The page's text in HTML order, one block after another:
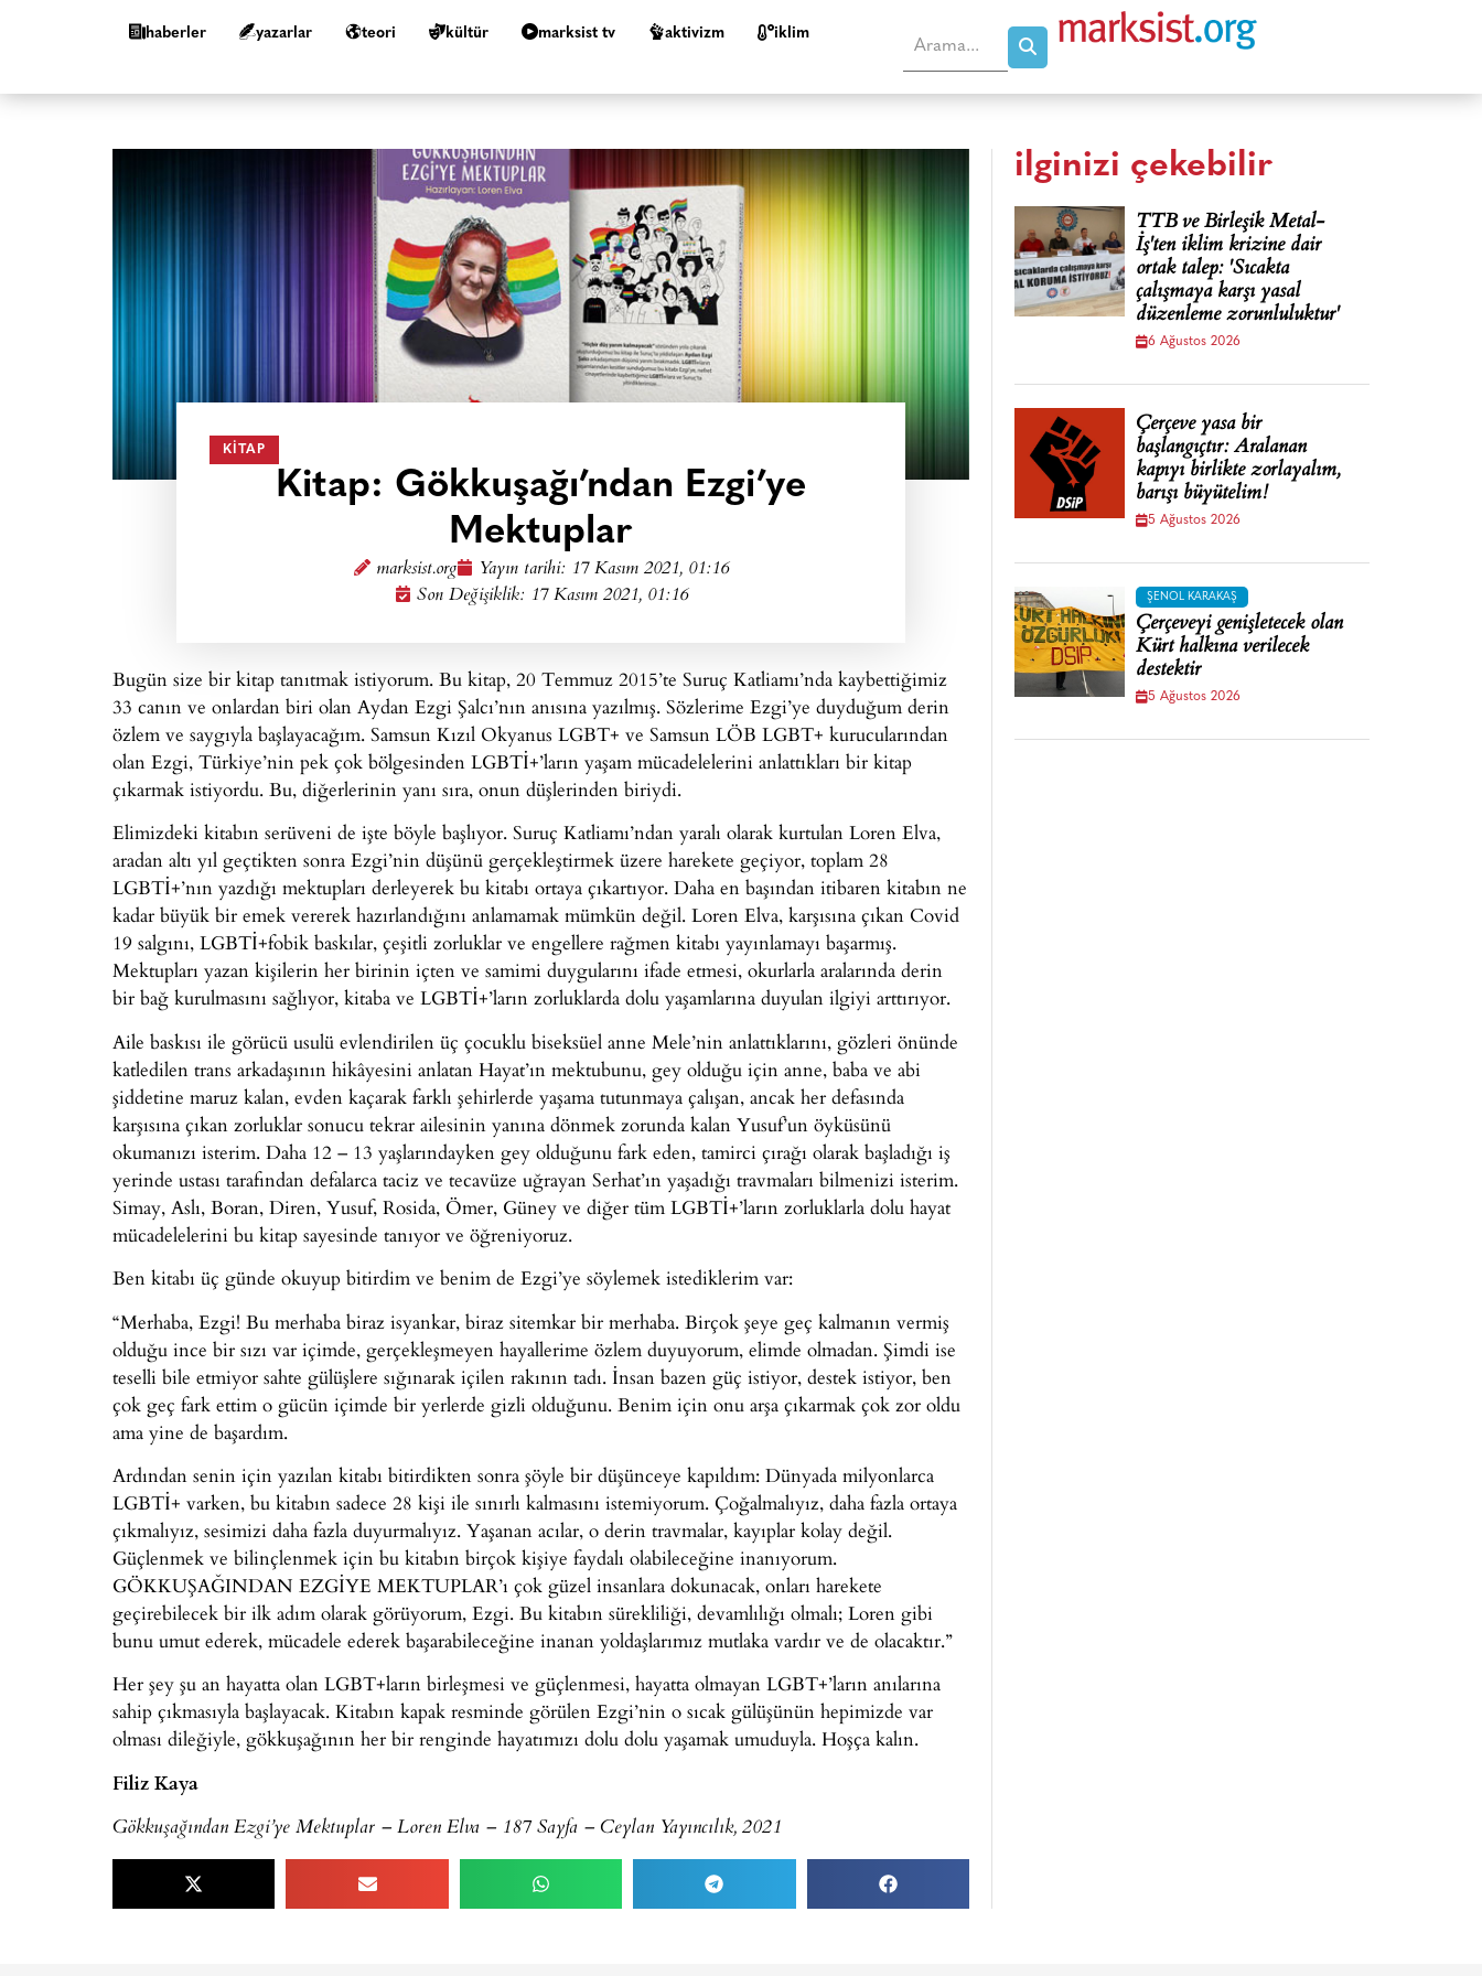
haberler yazarlar teori kültür marksist tv aktivizm i̇klim
KITAP
Kitap: Gökkuşağı’ndan Ezgi’ye
Mektuplar
marksist.org Yayın tarihi: 17 Kasım 2021, 01:16
Son Değişiklik: 17 Kasım 2021, 01:16
Bugün size bir kitap tanıtmak istiyorum. Bu kitap, 20 Temmuz 2015’te Suruç Katliamı’nda kaybettiğimiz
33 canın ve onlardan biri olan Aydan Ezgi Şalcı’nın anısına yazılmış. Sözlerime Ezgi’ye duyduğum derin
özlem ve saygıyla başlayacağım. Samsun Kızıl Okyanus LGBT+ ve Samsun LÖB LGBT+ kurucularından
olan Ezgi, Türkiye’nin pek çok bölgesinden LGBTİ+’ların yaşam mücadelelerini anlattıkları bir kitap
çıkarmak istiyordu. Bu, diğerlerinin yanı sıra, onun düşlerinden biriydi.
Elimizdeki kitabın serüveni de işte böyle başlıyor. Suruç Katliamı’ndan yaralı olarak kurtulan Loren Elva,
aradan altı yıl geçtikten sonra Ezgi’nin düşünü gerçekleştirmek üzere harekete geçiyor, toplam 28
LGBTİ+’nın yazdığı mektupları derleyerek bu kitabı ortaya çıkartıyor. Daha en başından itibaren kitabın ne
kadar büyük bir emek vererek hazırlandığını anlamamak mümkün değil. Loren Elva, karşısına çıkan Covid
19 salgını, LGBTİ+fobik baskılar, çeşitli zorluklar ve engellere rağmen kitabı yayınlamayı başarmış.
Mektupları yazan kişilerin her birinin içten ve samimi duygularını ifade etmesi, okurlarla aralarında derin
bir bağ kurulmasını sağlıyor, kitaba ve LGBTİ+’ların zorluklarda dolu yaşamlarına duyulan ilgiyi arttırıyor.
Aile baskısı ile görücü usulü evlendirilen üç çocuklu biseksüel anne Mele’nin anlattıklarını, gözleri önünde
katledilen trans arkadaşının hikâyesini anlatan Hayat’ın mektubunu, gey olduğu için anne, baba ve abi
şiddetine maruz kalan, evden kaçarak farklı şehirlerde yaşama tutunmaya çalışan, ancak her defasında
karşısına çıkan zorluklar sonucu tekrar ailesinin yanına dönmek zorunda kalan Yusuf’un öyküsünü
okumanızı isterim. Daha 12 – 13 yaşlarındayken gey olduğunu fark eden, tamirci çırağı olarak başladığı iş
yerinde ustası tarafından defalarca taciz ve tecavüze uğrayan Serhat’ın yaşadığı travmaları bilmenizi isterim.
Simay, Aslı, Boran, Diren, Yusuf, Rosida, Ömer, Güney ve diğer tüm LGBTİ+’ların zorluklarla dolu hayat
mücadelelerini bu kitap sayesinde tanıyor ve öğreniyoruz.
Ben kitabı üç günde okuyup bitirdim ve benim de Ezgi’ye söylemek istediklerim var:
“Merhaba, Ezgi! Bu merhaba biraz isyankar, biraz sitemkar bir merhaba. Birçok şeye geç kalmanın vermiş
olduğu ince bir sızı var içimde, gerçekleşmeyen hayallerime özlem duyuyorum, elimde olmadan. Şimdi ise
teselli bile etmiyor sahte gülüşlere sığınarak içilen rakının tadı. İnsan bazen güç istiyor, destek istiyor, ben
çok geç fark ettim o gücün içimde bir yerlerde gizli olduğunu. Benim için onu arşa çıkarmak çok zor oldu
ama yine de başardım.
Ardından senin için yazılan kitabı bitirdikten sonra şöyle bir düşünceye kapıldım: Dünyada milyonlarca
LGBTİ+ varken, bu kitabın sadece 28 kişi ile sınırlı kalmasını istemiyorum. Çoğalmalıyız, daha fazla ortaya
çıkmalıyız, sesimizi daha fazla duyurmalıyız. Yaşanan acılar, o derin travmalar, kayıplar kolay değil.
Güçlenmek ve bilinçlenmek için bu kitabın birçok kişiye faydalı olabileceğine inanıyorum.
GÖKKUŞAĞINDAN EZGİYE MEKTUPLAR’ı çok güzel insanlara dokunacak, onları harekete
geçirebilecek bir ilk adım olarak görüyorum, Ezgi. Bu kitabın sürekliliği, devamlılığı olmalı; Loren gibi
bunu umut ederek, mücadele ederek başarabileceğine inanan yoldaşlarımız mutlaka vardır ve de olacaktır.”
Her şey şu an hayatta olan LGBT+ların birleşmesi ve güçlenmesi, hayatta olmayan LGBT+’ların anılarına
sahip çıkmasıyla başlayacak. Kitabın kapak resminde görülen Ezgi’nin o sıcak gülüşünün hepimizde var
olması dileğiyle, gökkuşağının her bir renginde hayatımızı dolu dolu yaşamak umuduyla. Hoşça kalın.
Filiz Kaya
Gökkuşağından Ezgi’ye Mektuplar – Loren Elva – 187 Sayfa – Ceylan Yayıncılık, 2021
ilginizi çekebilir
TTB ve Birleşik Metal-
İş'ten iklim krizine dair
ortak talep: 'Sıcakta
çalışmaya karşı yasal
düzenleme zorunluluktur'
6 Ağustos 2026
Çerçeve yasa bir
başlangıçtır: Aralanan
kapıyı birlikte zorlayalım,
barışı büyütelim!
5 Ağustos 2026
ŞENOL KARAKAŞ
Çerçeveyi genişletecek olan
Kürt halkına verilecek
destektir
5 Ağustos 2026